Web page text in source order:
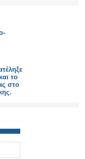
το
στο